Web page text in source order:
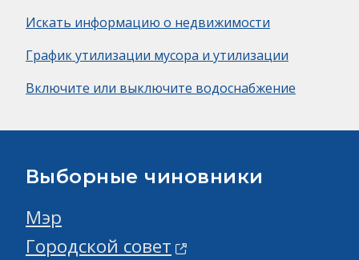
Искать информацию о недвижимости
График утилизации мусора и утилизации
Включите или выключите водоснабжение
Выборные чиновники
Мэр
Городской совет